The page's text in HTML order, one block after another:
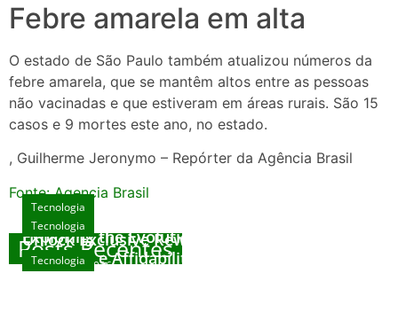
Febre amarela em alta
O estado de São Paulo também atualizou números da
febre amarela, que se mantêm altos entre as pessoas
não vacinadas e que estiveram em áreas rurais. São 15
casos e 9 mortes este ano, no estado.
, Guilherme Jeronymo – Repórter da Agência Brasil
Fonte: Agencia Brasil
Posts Recentes
Tecnologia
Exploring the Evolution of Online Slot Games
agosto 7, 2026
Tecnologia
Unlock Exclusive Rewards at The Big Dog
House
Tecnologia
Sicurezza e Affidabilità di Mr Nulls Wicked
Wares
Tecnologia